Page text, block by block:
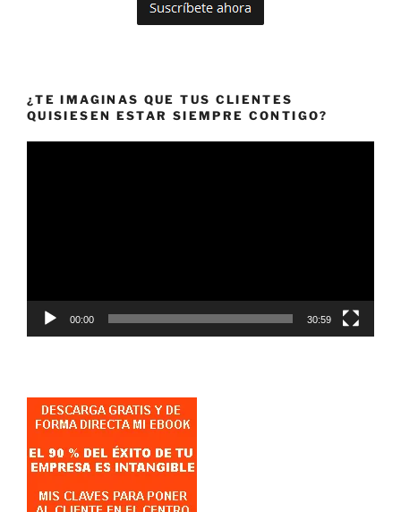
¿TE IMAGINAS QUE TUS CLIENTES
QUISIESEN ESTAR SIEMPRE CONTIGO?
00:00 30:59